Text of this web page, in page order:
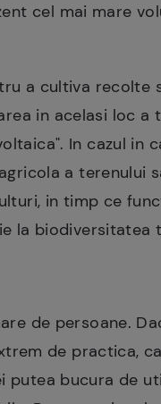
cel mai mare
a cultiva recolte
in acelasi loc
In cazul in
a terenului
in timp ce
la biodiversitatea
de persoane.
de practica,
bucura de